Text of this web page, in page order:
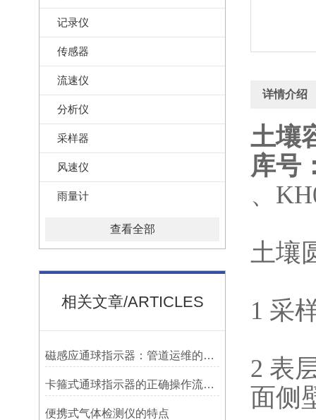
记录仪
传感器
流速仪
分析仪
采样器
风速仪
雨量计
查看全部
相关文章/ARTICLES
磁感应通球指示器：管道运维的隐形守护者
卡箍式通球指示器的正确操作流程介绍
便携式气体检测仪的特点
详情介绍
土壤
库号
、
土壤
1 采
2 表
面侧